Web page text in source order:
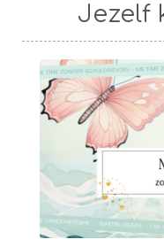
Jezelf